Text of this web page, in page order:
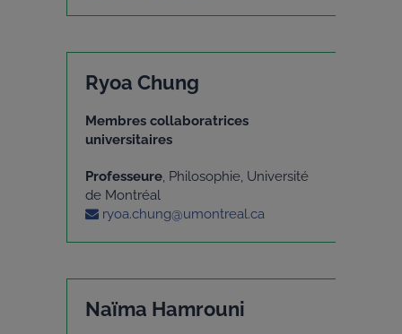
Ryoa Chung
Membres collaboratrices
universitaires
Professeure, Philosophie, Université
de Montréal
ryoa.chung@umontreal.ca
Naïma Hamrouni